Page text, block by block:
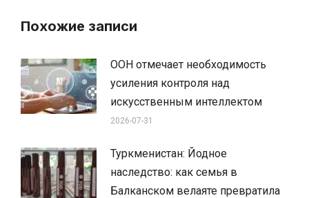
Похожие записи
ООН отмечает необходимость
усиления контроля над
искусственным интеллектом
2026-07-31
Туркменистан: Йодное
наследство: как семья в
Балканском велаяте превратила